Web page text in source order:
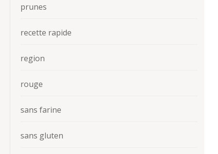
prunes
recette rapide
region
rouge
sans farine
sans gluten